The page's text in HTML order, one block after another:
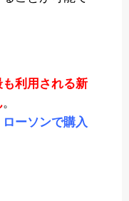
利用される新
。
ローソンで購入